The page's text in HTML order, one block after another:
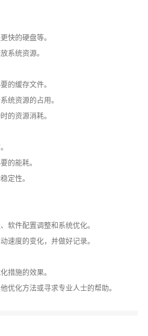
快的硬盘等。
系统资源。
的缓存文件。
统资源的占用。
的资源消耗。
的能耗。
定性。
软件配置调整和系统优化。
速度的变化，并做好记录。
措施的效果。
优化方法或寻求专业人士的帮助。